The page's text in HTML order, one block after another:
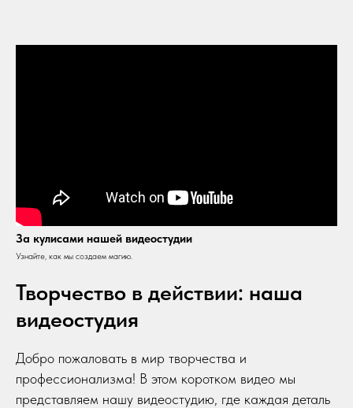
За кулисами нашей видеостудии
Узнайте, как мы создаем магию.
Творчество в действии: наша
видеостудия
Добро пожаловать в мир творчества и
профессионализма! В этом коротком видео мы
представляем нашу видеостудию, где каждая деталь